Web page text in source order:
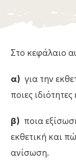
Στο κεφάλαιο
α) για την
ποιες ιδιότητες
β) ποια
εκθετική και
ανίσωση.